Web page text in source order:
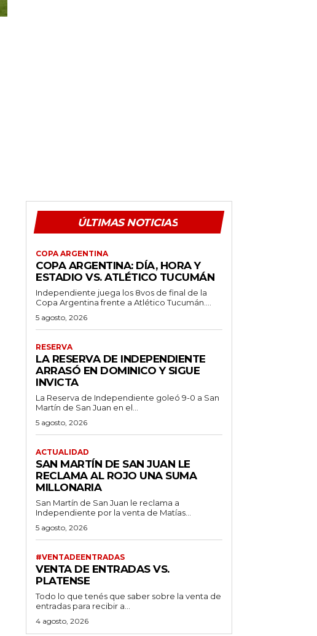
ÚLTIMAS NOTICIAS
COPA ARGENTINA
COPA ARGENTINA: DÍA, HORA Y
ESTADIO VS. ATLÉTICO TUCUMÁN
Independiente juega los 8vos de final de la
Copa Argentina frente a Atlético Tucumán....
5 agosto, 2026
RESERVA
LA RESERVA DE INDEPENDIENTE
ARRASÓ EN DOMINICO Y SIGUE
INVICTA
La Reserva de Independiente goleó 9-0 a San
Martín de San Juan en el...
5 agosto, 2026
ACTUALIDAD
SAN MARTÍN DE SAN JUAN LE
RECLAMA AL ROJO UNA SUMA
MILLONARIA
San Martín de San Juan le reclama a
Independiente por la venta de Matías...
5 agosto, 2026
#VENTADEENTRADAS
VENTA DE ENTRADAS VS.
PLATENSE
Todo lo que tenés que saber sobre la venta de
entradas para recibir a...
4 agosto, 2026